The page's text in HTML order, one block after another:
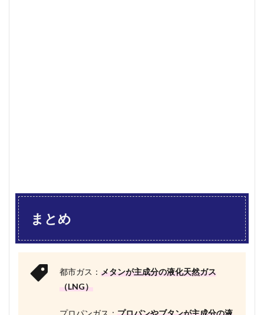
まとめ
都市ガス： メタンが主成分の液化天然ガス
（LNG）
プロパンガス： プロパンやブタンが主成分の液